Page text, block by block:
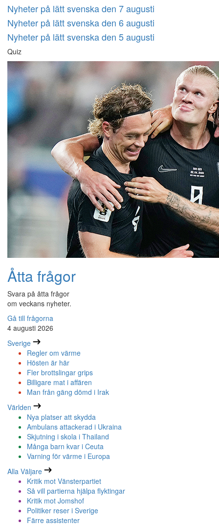
Nyheter på lätt svenska den 7 augusti
Nyheter på lätt svenska den 6 augusti
Nyheter på lätt svenska den 5 augusti
Quiz
Åtta frågor
Svara på åtta frågor
om veckans nyheter.
Gå till frågorna
4 augusti 2026
Sverige
Regler om värme
Hösten är här
Fler brottslingar grips
Billigare mat i affären
Man från gäng dömd i Irak
Världen
Nya platser att skydda
Ambulans attackerad i Ukraina
Skjutning i skola i Thailand
Många barn kvar i Ceuta
Varning för värme i Europa
Alla Väljare
Kritik mot Vänsterpartiet
Så vill partierna hjälpa flyktingar
Kritik mot Jomshof
Politiker reser i Sverige
Färre assistenter